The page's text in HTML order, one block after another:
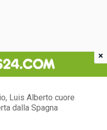
Luis Alberto cuore
dalla Spagna
×